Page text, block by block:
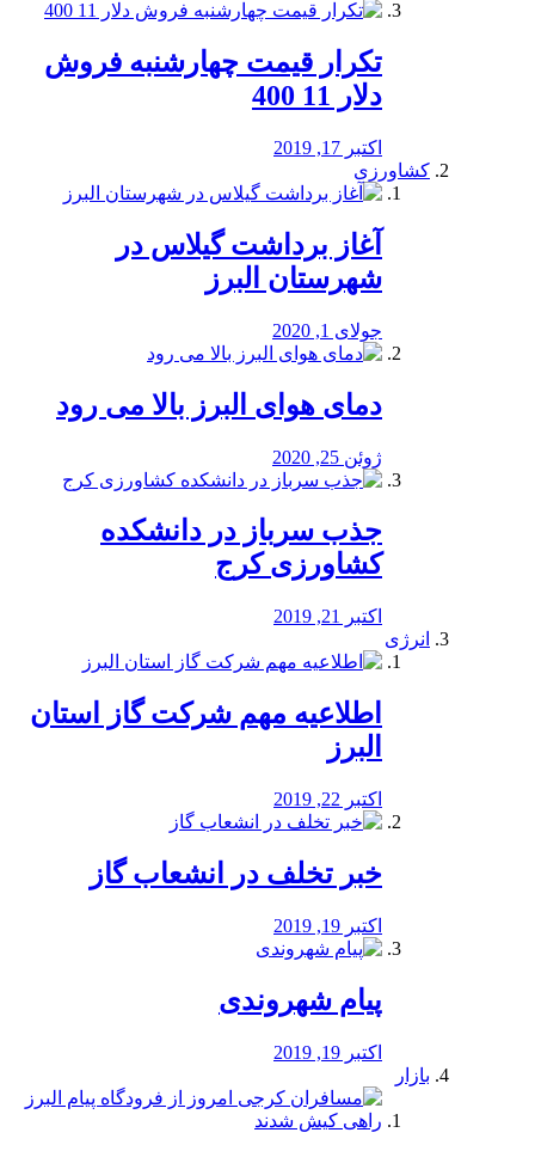
تکرار قیمت چهارشنبه فروش
دلار 11 400
اکتبر 17, 2019
کشاورزی
آغاز برداشت گیلاس در
شهرستان البرز
جولای 1, 2020
دمای هوای البرز بالا می رود
ژوئن 25, 2020
جذب سرباز در دانشکده
کشاورزی کرج
اکتبر 21, 2019
انرژی
️اطلاعیه مهم شرکت گاز استان
البرز
اکتبر 22, 2019
خبر تخلف در انشعاب گاز
اکتبر 19, 2019
پیام شهروندی
اکتبر 19, 2019
بازار